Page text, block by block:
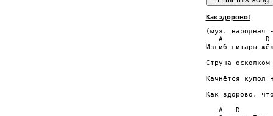
Как здорово!
(муз. народная
A          D
Изгиб гитары
Струна
Качнётся купол
Как здорово,
A   D